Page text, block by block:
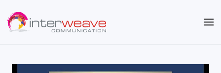
Overslaan en naar de inhoud gaan